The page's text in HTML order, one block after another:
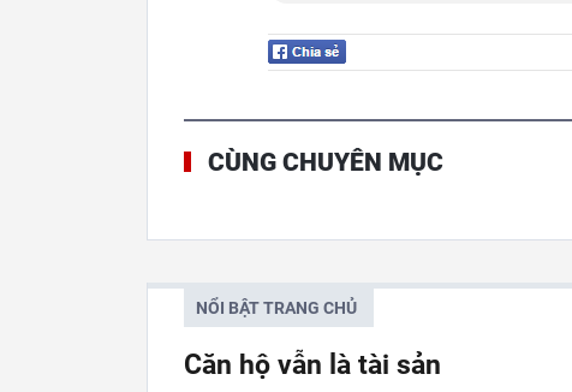
CÙNG CHUYÊN MỤC
NỔI BẬT TRANG CHỦ
Căn hộ vẫn là tài sản